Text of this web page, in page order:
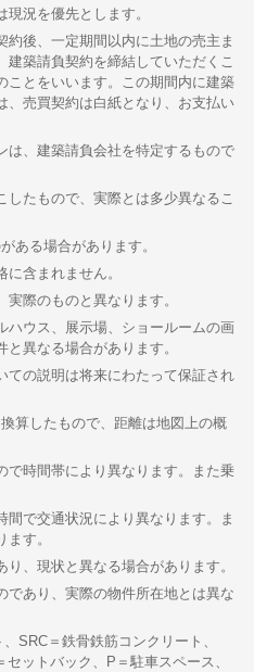
況を優先とします。
後、一定期間以内に土地の売主ま
建築請負契約を締結していただくこ
ことをいいます。この期間内に建築
、売買契約は白紙となり、お支払い
は、建築請負会社を特定するもので
したもので、実際とは多少異なるこ
ある場合があります。
含まれません。
際のものと異なります。
ハウス、展示場、ショールームの画
異なる場合があります。
ての説明は将来にわたって保証され
算したもので、距離は地図上の概
で時間帯により異なります。また乗
間で交通状況により異なります。ま
す。
、現状と異なる場合があります。
であり、実際の物件所在地とは異な
SRC＝鉄骨鉄筋コンクリート、
ットバック、P＝駐車スペース、